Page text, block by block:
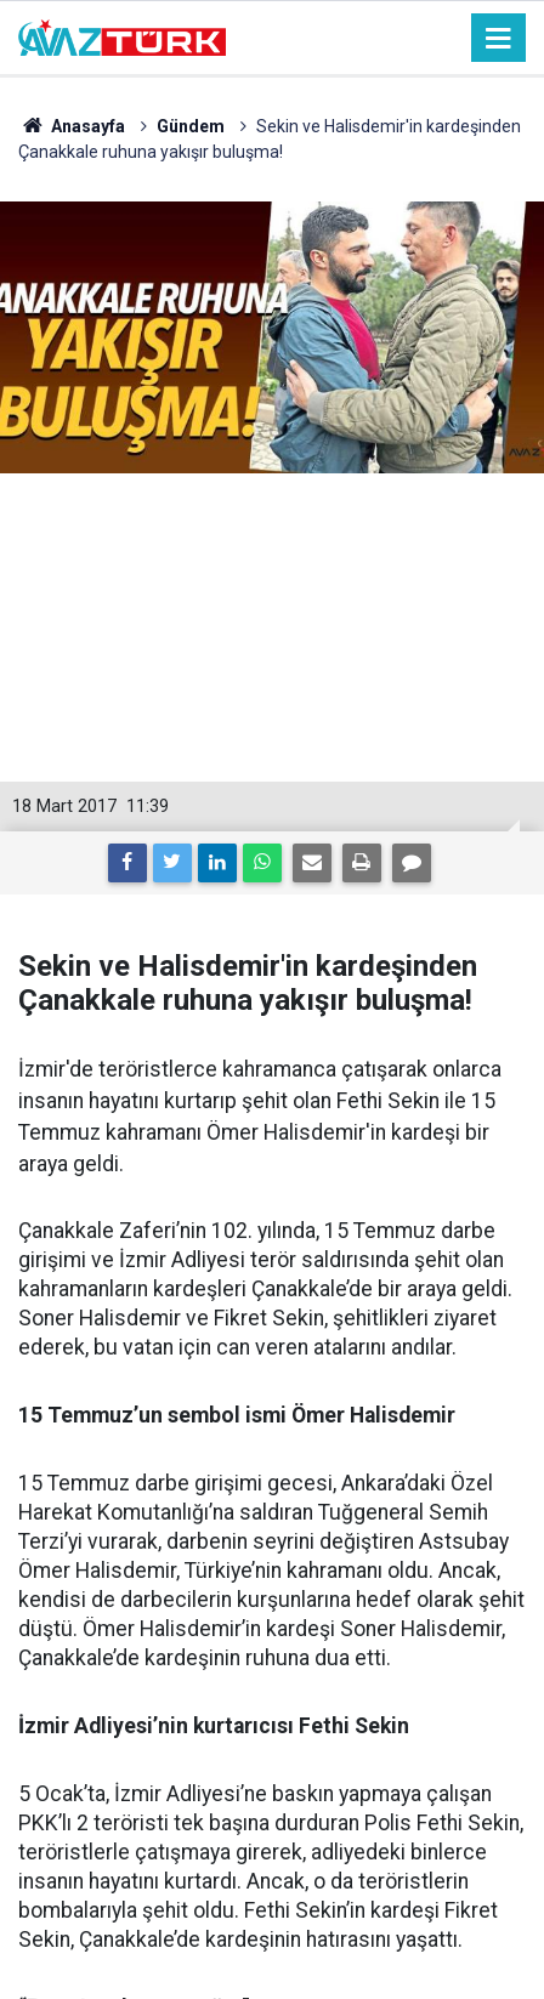
Anasayfa Gündem
Sekin ve Halisdemir'in kardeşinden
Çanakkale ruhuna yakışır buluşma!
11:39
18 Mart 2017
Sekin ve Halisdemir'in kardeşinden
Çanakkale ruhuna yakışır buluşma!
İzmir'de teröristlerce kahramanca çatışarak onlarca
insanın hayatını kurtarıp şehit olan Fethi Sekin ile 15
Temmuz kahramanı Ömer Halisdemir'in kardeşi bir
araya geldi.
Çanakkale Zaferi’nin 102. yılında, 15 Temmuz darbe
girişimi ve İzmir Adliyesi terör saldırısında şehit olan
kahramanların kardeşleri Çanakkale’de bir araya geldi.
Soner Halisdemir ve Fikret Sekin, şehitlikleri ziyaret
ederek, bu vatan için can veren atalarını andılar.
15 Temmuz’un sembol ismi Ömer Halisdemir
15 Temmuz darbe girişimi gecesi, Ankara’daki Özel
Harekat Komutanlığı’na saldıran Tuğgeneral Semih
Terzi’yi vurarak, darbenin seyrini değiştiren Astsubay
Ömer Halisdemir, Türkiye’nin kahramanı oldu. Ancak,
kendisi de darbecilerin kurşunlarına hedef olarak şehit
düştü. Ömer Halisdemir’in kardeşi Soner Halisdemir,
Çanakkale’de kardeşinin ruhuna dua etti.
İzmir Adliyesi’nin kurtarıcısı Fethi Sekin
5 Ocak’ta, İzmir Adliyesi’ne baskın yapmaya çalışan
PKK’lı 2 teröristi tek başına durduran Polis Fethi Sekin,
teröristlerle çatışmaya girerek, adliyedeki binlerce
insanın hayatını kurtardı. Ancak, o da teröristlerin
bombalarıyla şehit oldu. Fethi Sekin’in kardeşi Fikret
Sekin, Çanakkale’de kardeşinin hatırasını yaşattı.